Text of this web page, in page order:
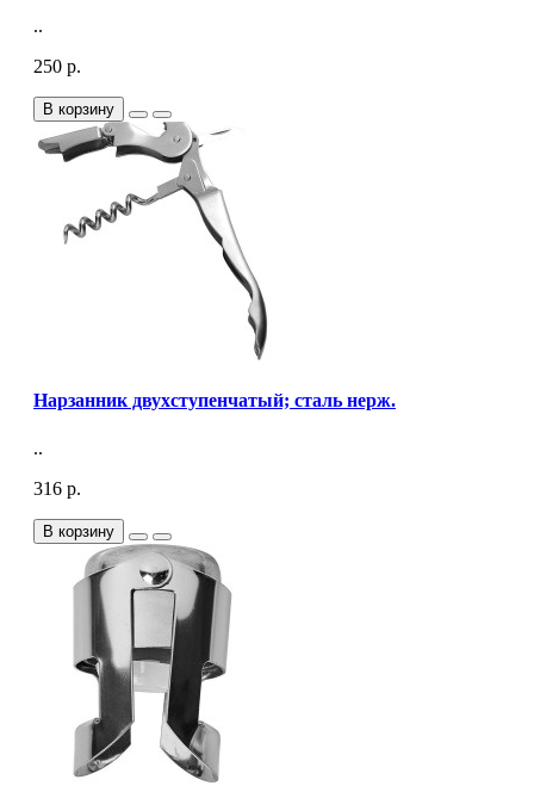
..
250 р.
В корзину
Нарзанник двухступенчатый; сталь нерж.
..
316 р.
В корзину